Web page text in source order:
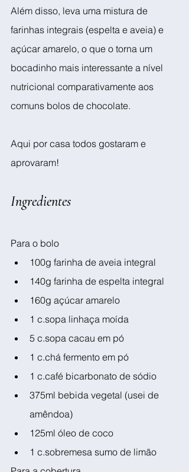
Além disso, leva uma mistura de
farinhas integrais (espelta e aveia) e
açúcar amarelo, o que o torna um
bocadinho mais interessante a nível
nutricional comparativamente aos
comuns bolos de chocolate.
Aqui por casa todos gostaram e
aprovaram!
Ingredientes
Para o bolo
100g farinha de aveia integral
140g farinha de espelta integral
160g açúcar amarelo
1 c.sopa linhaça moída
5 c.sopa cacau em pó
1 c.chá fermento em pó
1 c.café bicarbonato de sódio
375ml bebida vegetal (usei de
amêndoa)
125ml óleo de coco
1 c.sobremesa sumo de limão